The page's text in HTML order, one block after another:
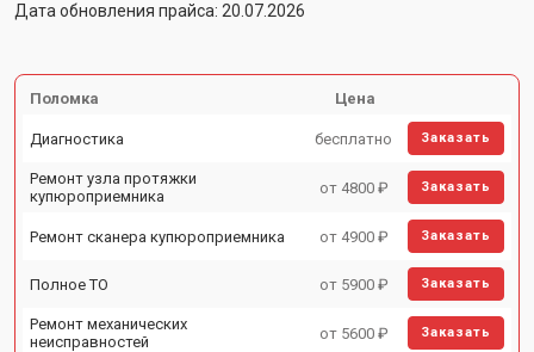
Дата обновления прайса: 20.07.2026
Поломка Цена
Диагностика бесплатно Заказать
Ремонт узла протяжки
купюроприемника
от 4800 ₽ Заказать
Ремонт сканера купюроприемника от 4900 ₽ Заказать
Полное ТО от 5900 ₽ Заказать
Ремонт механических
неисправностей
от 5600 ₽ Заказать